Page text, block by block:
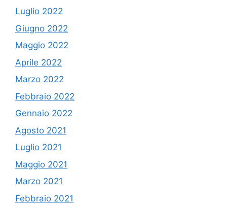
Luglio 2022
Giugno 2022
Maggio 2022
Aprile 2022
Marzo 2022
Febbraio 2022
Gennaio 2022
Agosto 2021
Luglio 2021
Maggio 2021
Marzo 2021
Febbraio 2021